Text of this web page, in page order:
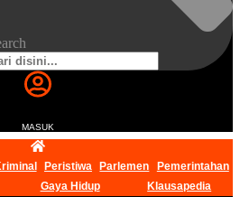
MASUK
Peristiwa Parlemen
Pemerintahan
Gaya Hidup Klausapedia